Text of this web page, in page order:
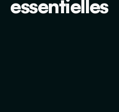
essentielles